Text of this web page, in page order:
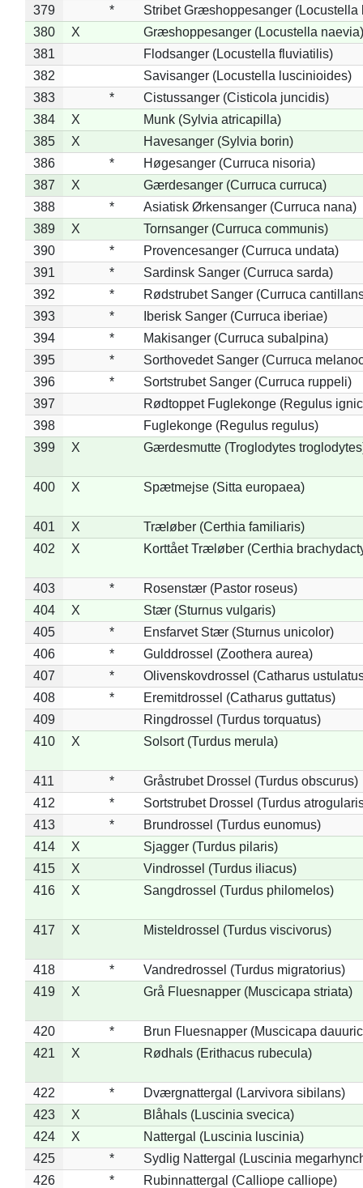
379
*
Stribet Græshoppesanger (Locustella
380
X
Græshoppesanger (Locustella naevia)
381
Flodsanger (Locustella fluviatilis)
382
Savisanger (Locustella luscinioides)
383
*
Cistussanger (Cisticola juncidis)
384
X
Munk (Sylvia atricapilla)
385
X
Havesanger (Sylvia borin)
386
*
Høgesanger (Curruca nisoria)
387
X
Gærdesanger (Curruca curruca)
388
*
Asiatisk Ørkensanger (Curruca nana)
389
X
Tornsanger (Curruca communis)
390
*
Provencesanger (Curruca undata)
391
*
Sardinsk Sanger (Curruca sarda)
392
*
Rødstrubet Sanger (Curruca
393
*
Iberisk Sanger (Curruca iberiae)
394
*
Makisanger (Curruca subalpina)
395
*
Sorthovedet Sanger (Curruca
396
*
Sortstrubet Sanger (Curruca ruppeli)
397
Rødtoppet Fuglekonge (Regulus
398
Fuglekonge (Regulus regulus)
399
X Gærdesmutte (Troglodytes
400 X Spætmejse (Sitta europaea)
401 X
Træløber (Certhia familiaris)
402
X Korttået Træløber (Certhia
403 *
Rosenstær (Pastor roseus)
404
X
Stær (Sturnus vulgaris)
405
*
Ensfarvet Stær (Sturnus unicolor)
406
*
Gulddrossel (Zoothera aurea)
407
*
Olivenskovdrossel (Catharus
408
*
Eremitdrossel (Catharus guttatus)
409
Ringdrossel (Turdus torquatus)
410
X Solsort (Turdus merula)
411 *
Gråstrubet Drossel (Turdus obscurus)
412
*
Sortstrubet Drossel (Turdus
413
*
Brundrossel (Turdus eunomus)
414
X
Sjagger (Turdus pilaris)
415
X
Vindrossel (Turdus iliacus)
416
X Sangdrossel (Turdus philomelos)
417 X Misteldrossel (Turdus viscivorus)
418 *
Vandredrossel (Turdus migratorius)
419
X Grå Fluesnapper (Muscicapa striata)
420 *
Brun Fluesnapper (Muscicapa
421
X Rødhals (Erithacus rubecula)
422 *
Dværgnattergal (Larvivora sibilans)
423
X
Blåhals (Luscinia svecica)
424
X
Nattergal (Luscinia luscinia)
425
*
Sydlig Nattergal (Luscinia
426
*
Rubinnattergal (Calliope calliope)